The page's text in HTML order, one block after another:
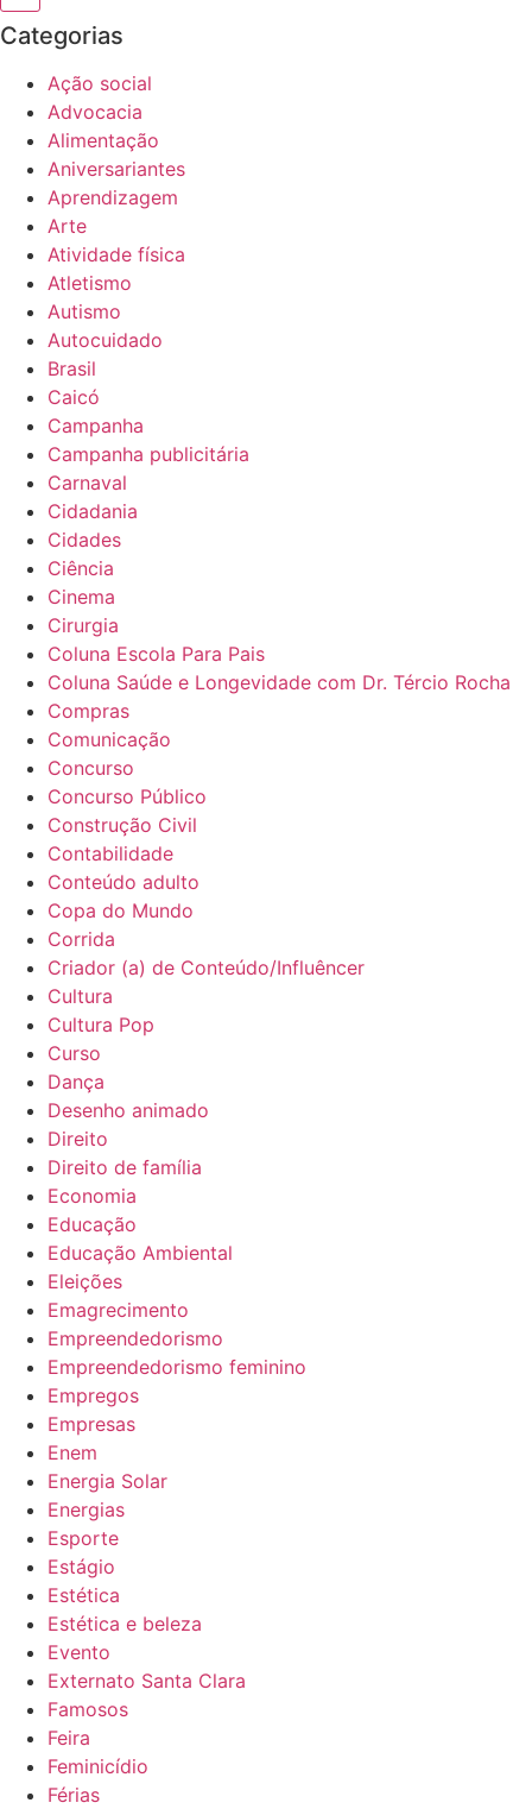
Categorias
Ação social
Advocacia
Alimentação
Aniversariantes
Aprendizagem
Arte
Atividade física
Atletismo
Autismo
Autocuidado
Brasil
Caicó
Campanha
Campanha publicitária
Carnaval
Cidadania
Cidades
Ciência
Cinema
Cirurgia
Coluna Escola Para Pais
Coluna Saúde e Longevidade com Dr. Tércio Rocha
Compras
Comunicação
Concurso
Concurso Público
Construção Civil
Contabilidade
Conteúdo adulto
Copa do Mundo
Corrida
Criador (a) de Conteúdo/Influêncer
Cultura
Cultura Pop
Curso
Dança
Desenho animado
Direito
Direito de família
Economia
Educação
Educação Ambiental
Eleições
Emagrecimento
Empreendedorismo
Empreendedorismo feminino
Empregos
Empresas
Enem
Energia Solar
Energias
Esporte
Estágio
Estética
Estética e beleza
Evento
Externato Santa Clara
Famosos
Feira
Feminicídio
Férias